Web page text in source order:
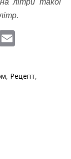
in
ai
l
, Рецепт,